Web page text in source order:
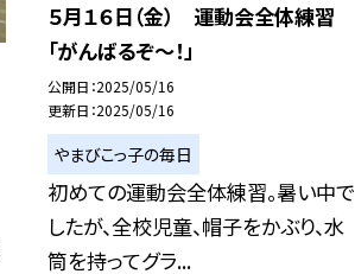
５月１６日（金） 運動会全体練習
「がんばるぞ～！」
公開日 2025/05/16
更新日 2025/05/16
やまびこっ子の毎日
初めての運動会全体練習。暑い中で
したが、全校児童、帽子をかぶり、水
筒を持ってグラ...